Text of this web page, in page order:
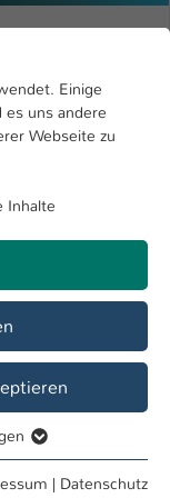
4 submenu
Einige
uns andere
Webseite zu
Inhalte
Funktionen
| Datenschutz